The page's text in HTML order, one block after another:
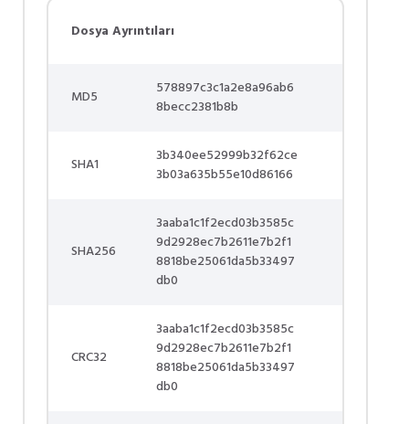
Dosya Ayrıntıları
MD5
578897c3c1a2e8a96ab6
8becc2381b8b
SHA1
3b340ee52999b32f62ce
3b03a635b55e10d86166
SHA256
3aaba1c1f2ecd03b3585c
9d2928ec7b2611e7b2f1
8818be25061da5b33497
db0
CRC32
3aaba1c1f2ecd03b3585c
9d2928ec7b2611e7b2f1
8818be25061da5b33497
db0